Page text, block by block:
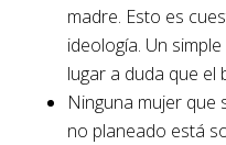
madre. Esto es
ideología. Un
lugar a duda que el
Ninguna mujer que
no planeado está